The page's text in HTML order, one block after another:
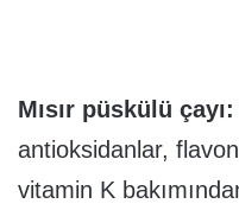
Mısır püskülü çayı:
antioksidanlar,
vitamin K